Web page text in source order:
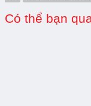
Có thể bạn